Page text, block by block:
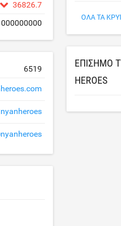
36826.7
6519
nyanheroes
ΌΛΑ ΤΑ
ΕΠΊΣΗΜΟ
HEROES